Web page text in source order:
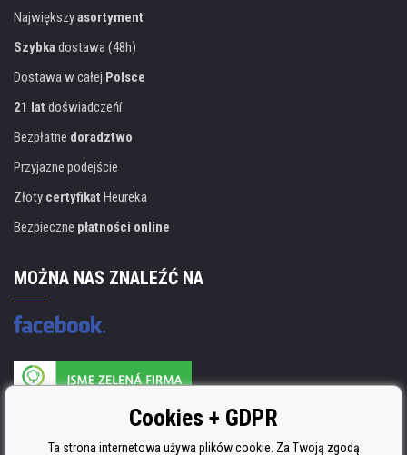
Największyasortyment
Szybkadostawa (48h)
Dostawa w całej Polsce
21 lat doświadczeńí
Bezpłatne doradztwo
Przyjazne podejście
Złoty certyfikat Heureka
Bezpieczne płatności online
MOŻNA NAS ZNALEŹĆ NA
Producent wkładów posiada certyfikat
ISO 9001, ISO 14001 i STMC.Cookies + GDPR
Ta strona internetowa używa plików cookie. Za Twoją zgodą